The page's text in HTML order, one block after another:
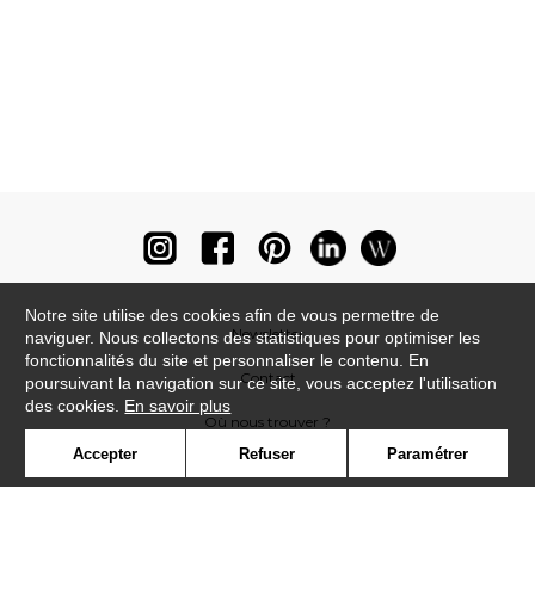
Newsletter
Contact
Où nous trouver ?
Notre site utilise des cookies afin de vous permettre de
naviguer. Nous collectons des statistiques pour optimiser les
fonctionnalités du site et personnaliser le contenu. En
poursuivant la navigation sur ce site, vous acceptez l'utilisation
des cookies. En savoir plus
Accepter Refuser Paramétrer